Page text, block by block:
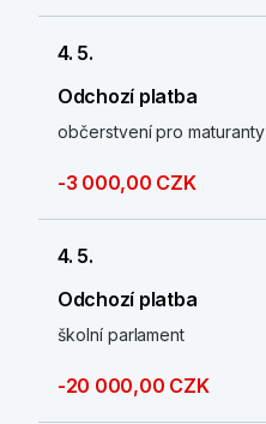
4. 5.
Odchozí platba
občerstvení pro maturanty
-3 000,00 CZK
4. 5.
Odchozí platba
školní parlament
-20 000,00 CZK